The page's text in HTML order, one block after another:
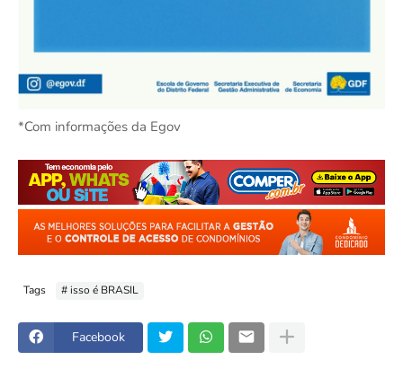
*Com informações da Egov
Tags # isso é BRASIL
Facebook